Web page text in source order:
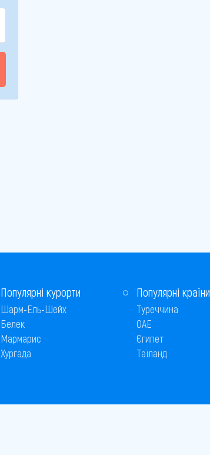
Популярні курорти
Шарм-Ель-Шейх
Белек
Мармарис
Хургада
Популярні країни
Туреччина
ОАЕ
Єгипет
Таїланд